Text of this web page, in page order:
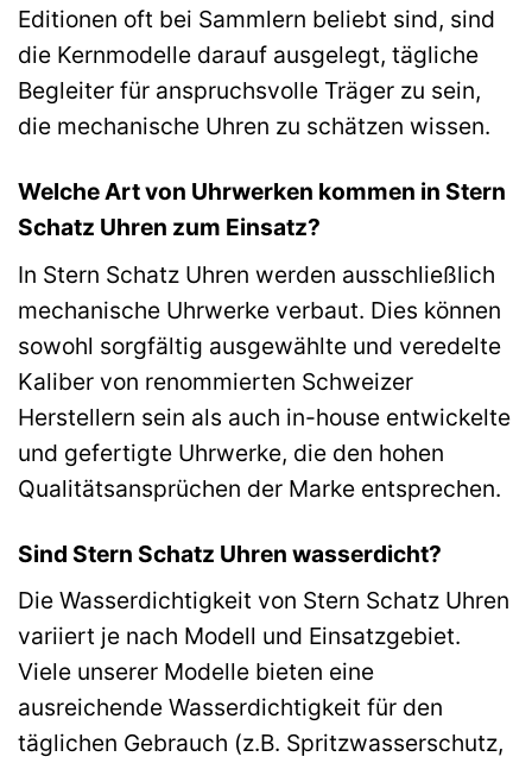
Editionen oft bei Sammlern beliebt sind, sind
die Kernmodelle darauf ausgelegt, tägliche
Begleiter für anspruchsvolle Träger zu sein,
die mechanische Uhren zu schätzen wissen.
Welche Art von Uhrwerken kommen in Stern
Schatz Uhren zum Einsatz?
In Stern Schatz Uhren werden ausschließlich
mechanische Uhrwerke verbaut. Dies können
sowohl sorgfältig ausgewählte und veredelte
Kaliber von renommierten Schweizer
Herstellern sein als auch in-house entwickelte
und gefertigte Uhrwerke, die den hohen
Qualitätsansprüchen der Marke entsprechen.
Sind Stern Schatz Uhren wasserdicht?
Die Wasserdichtigkeit von Stern Schatz Uhren
variiert je nach Modell und Einsatzgebiet.
Viele unserer Modelle bieten eine
ausreichende Wasserdichtigkeit für den
täglichen Gebrauch (z.B. Spritzwasserschutz,